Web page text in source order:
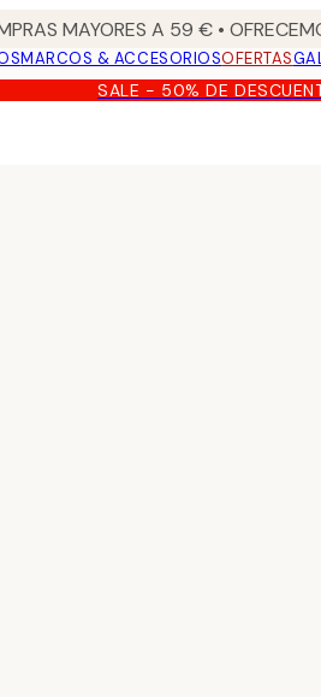
MAYORES A 59 € •
MARCOS & ACCESORIOSOFERTAS
SALE - 50% DE